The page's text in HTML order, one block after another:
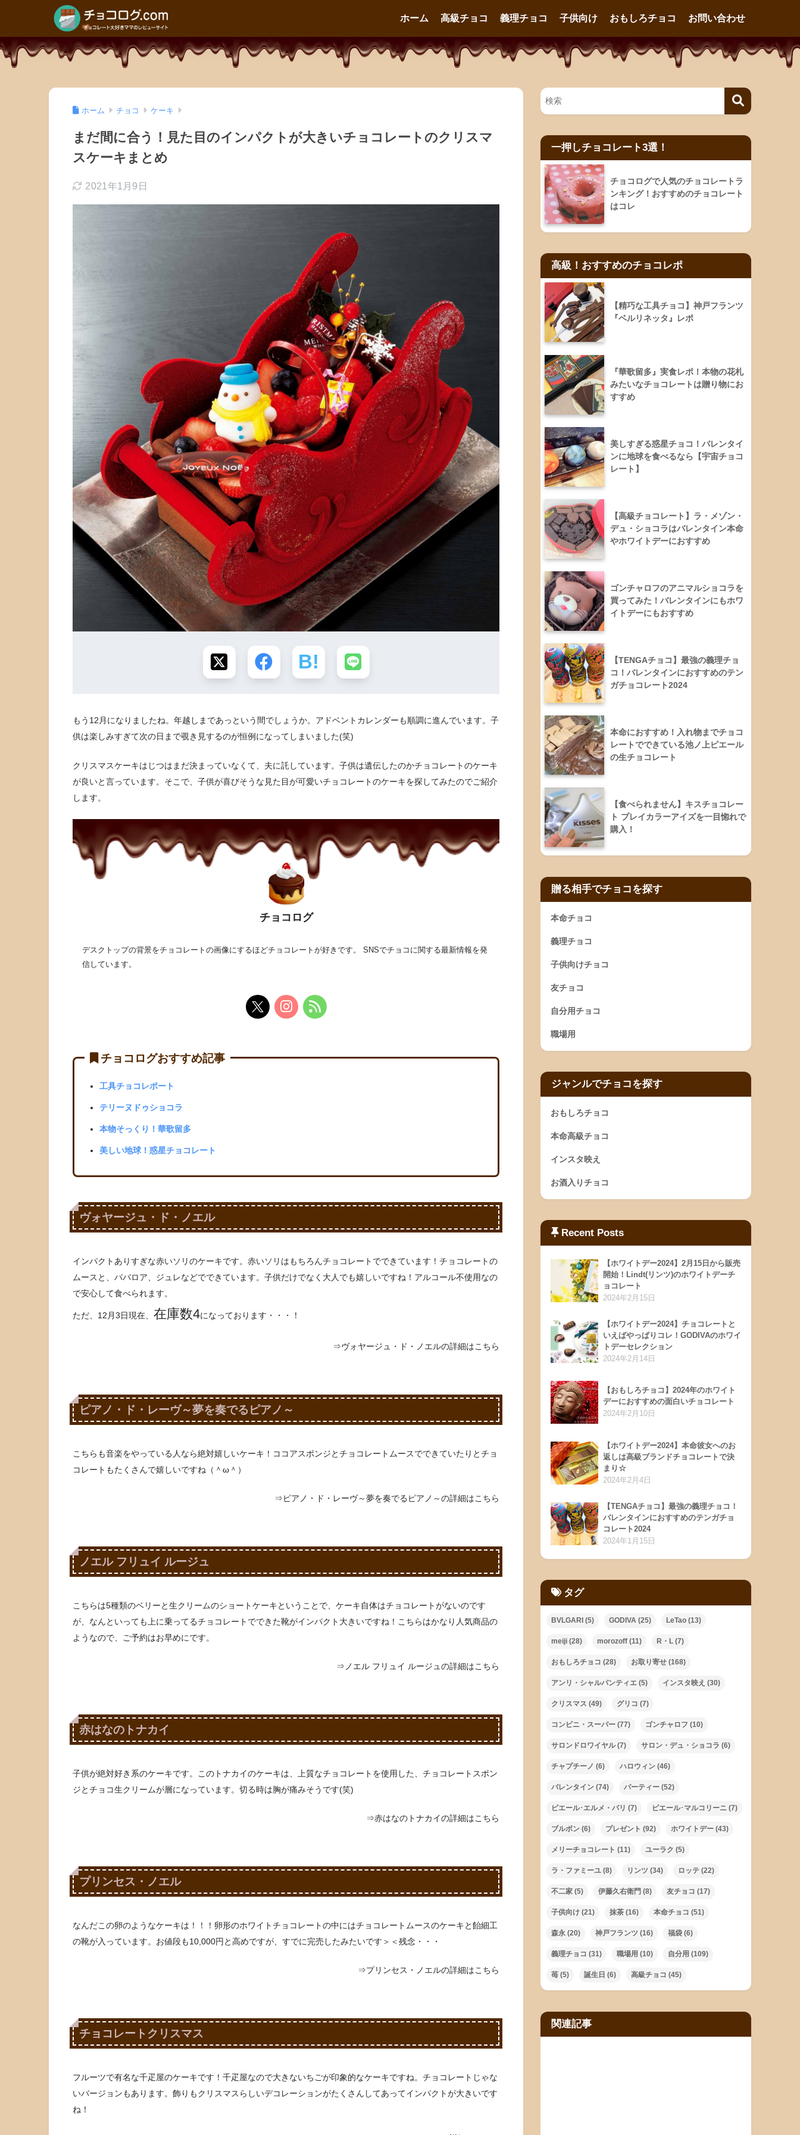
ホーム 高級チョコ 義理チョコ 子供向け おもしろチョコ お問い合わせ
ホーム チョコ ケーキ
まだ間に合う！見た目のインパクトが大きいチョコレートのクリスマ
スケーキまとめ
2021年1月9日
もう12月になりましたね。年越しまであっという間でしょうか。アドベントカレンダーも順調に進んでいます。子
供は楽しみすぎて次の日まで覗き見するのが恒例になってしまいました(笑)
クリスマスケーキはじつはまだ決まっていなくて、夫に託しています。子供は遺伝したのかチョコレートのケーキ
が良いと言っています。そこで、子供が喜びそうな見た目が可愛いチョコレートのケーキを探してみたのでご紹介
します。
チョコログ
デスクトップの背景をチョコレートの画像にするほどチョコレートが好きです。 SNSでチョコに関する最新情報を発
信しています。
チョコログおすすめ記事
工具チョコレポート
テリーヌドゥショコラ
本物そっくり！華歌留多
美しい地球！惑星チョコレート
ヴォヤージュ・ド・ノエル
インパクトありすぎな赤いソリのケーキです。赤いソリはもちろんチョコレートでできています！チョコレートの
ムースと、ババロア、ジュレなどでできています。子供だけでなく大人でも嬉しいですね！アルコール不使用なの
で安心して食べられます。
ただ、12月3日現在、 在庫数4になっております・・・！
⇒ヴォヤージュ・ド・ノエルの詳細はこちら
ピアノ・ド・レーヴ～夢を奏でるピアノ～
こちらも音楽をやっている人なら絶対嬉しいケーキ！ココアスポンジとチョコレートムースでできていたりとチョ
コレートもたくさんで嬉しいですね（＾ω＾）
⇒ピアノ・ド・レーヴ～夢を奏でるピアノ～の詳細はこちら
ノエル フリュイ ルージュ
こちらは5種類のベリーと生クリームのショートケーキということで、ケーキ自体はチョコレートがないのです
が、なんといっても上に乗ってるチョコレートでできた靴がインパクト大きいですね！こちらはかなり人気商品の
ようなので、ご予約はお早めにです。
⇒ノエル フリュイ ルージュの詳細はこちら
赤はなのトナカイ
子供が絶対好き系のケーキです。このトナカイのケーキは、上質なチョコレートを使用した、チョコレートスポン
ジとチョコ生クリームが層になっています。切る時は胸が痛みそうです(笑)
⇒赤はなのトナカイの詳細はこちら
プリンセス・ノエル
なんだこの卵のようなケーキは！！！卵形のホワイトチョコレートの中にはチョコレートムースのケーキと飴細工
の靴が入っています。お値段も10,000円と高めですが、すでに完売したみたいです＞＜残念・・・
⇒プリンセス・ノエルの詳細はこちら
チョコレートクリスマス
フルーツで有名な千疋屋のケーキです！千疋屋なので大きないちごが印象的なケーキですね。チョコレートじゃな
いバージョンもあります。飾りもクリスマスらしいデコレーションがたくさんしてあってインパクトが大きいです
ね！
一押しチョコレート3選！
チョコログで人気のチョコレートラ
ンキング！おすすめのチョコレート
はコレ
高級！おすすめのチョコレポ
【精巧な工具チョコ】神戸フランツ
『ベルリネッタ』レポ
『華歌留多』実食レポ！本物の花札
みたいなチョコレートは贈り物にお
すすめ
美しすぎる惑星チョコ！バレンタイ
ンに地球を食べるなら【宇宙チョコ
レート】
【高級チョコレート】ラ・メゾン・
デュ・ショコラはバレンタイン本命
やホワイトデーにおすすめ
ゴンチャロフのアニマルショコラを
買ってみた！バレンタインにもホワ
イトデーにもおすすめ
【TENGAチョコ】最強の義理チョ
コ！バレンタインにおすすめのテン
ガチョコレート2024
本命におすすめ！入れ物までチョコ
レートでできている池ノ上ピエール
の生チョコレート
【食べられません】キスチョコレー
ト プレイカラーアイズを一目惚れで
購入！
贈る相手でチョコを探す
本命チョコ
義理チョコ
子供向けチョコ
友チョコ
自分用チョコ
職場用
ジャンルでチョコを探す
おもしろチョコ
本命高級チョコ
インスタ映え
お酒入りチョコ
Recent Posts
【ホワイトデー2024】2月15日から販売
開始！Lindt(リンツ)のホワイトデーチ
ョコレート
2024年2月15日
【ホワイトデー2024】チョコレートと
いえばやっぱりコレ！GODIVAのホワイ
トデーセレクション
2024年2月14日
【おもしろチョコ】2024年のホワイト
デーにおすすめの面白いチョコレート
2024年2月10日
【ホワイトデー2024】本命彼女へのお
返しは高級ブランドチョコレートで決
まり☆
2024年2月4日
【TENGAチョコ】最強の義理チョコ！
バレンタインにおすすめのテンガチョ
コレート2024
2024年1月15日
タグ
BVLGARI (5) GODIVA (25) LeTao (13)
meiji (28) morozoff (11) R・L (7)
おもしろチョコ (28) お取り寄せ (168)
アンリ・シャルパンティエ (5) インスタ映え (30)
クリスマス (49) グリコ (7)
コンビニ・スーパー (77) ゴンチャロフ (10)
サロンドロワイヤル(7) サロン・デュ・ショコラ (6)
チャプチーノ (6) ハロウィン (46)
バレンタイン (74) パーティー (52)
ピエール･エルメ・パリ (7) ピエール･マルコリーニ (7)
ブルボン (6) プレゼント (92) ホワイトデー (43)
メリーチョコレート (11) ユーラク (5)
ラ・ファミーユ (8) リンツ (34) ロッテ (22)
不二家 (5) 伊藤久右衛門 (8) 友チョコ (17)
子供向け (21) 抹茶 (16) 本命チョコ (51)
森永 (20) 神戸フランツ (16) 福袋 (6)
義理チョコ (31) 職場用 (10) 自分用 (109)
苺 (5) 誕生日 (6) 高級チョコ (45)
関連記事